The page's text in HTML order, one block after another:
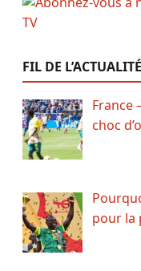
FIL DE
France
choc
pour la